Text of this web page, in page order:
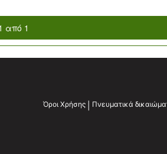
από 1